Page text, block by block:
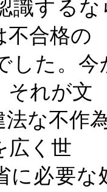
識する
不合格の
した。
それが文
な不作
広く世
に必要